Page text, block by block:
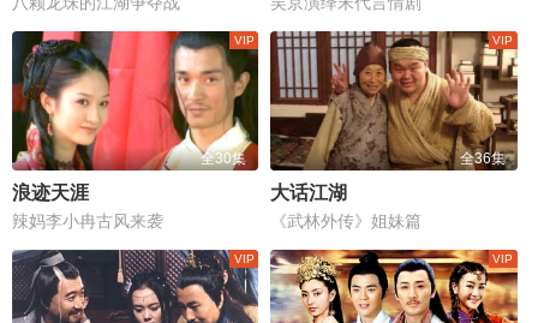
全30集
浪迹天涯
辣妈李小冉古风来袭
全36集
大话江湖
《武林外传》姐妹篇